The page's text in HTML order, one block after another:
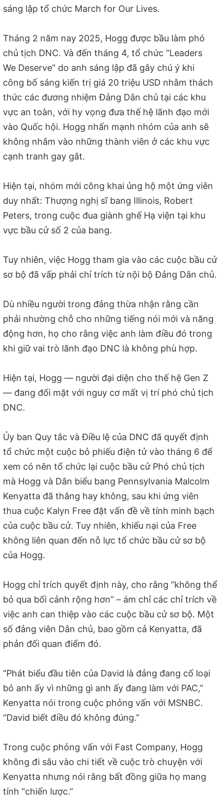
sáng lập tổ chức March for Our Lives.
Tháng 2 năm nay 2025, Hogg được bầu làm phó
chủ tịch DNC. Và đến tháng 4, tổ chức “Leaders
We Deserve” do anh sáng lập đã gây chú ý khi
công bố sáng kiến trị giá 20 triệu USD nhằm thách
thức các đương nhiệm Đảng Dân chủ tại các khu
vực an toàn, với hy vọng đưa thế hệ lãnh đạo mới
vào Quốc hội. Hogg nhấn mạnh nhóm của anh sẽ
không nhắm vào những thành viên ở các khu vực
cạnh tranh gay gắt.
Hiện tại, nhóm mới công khai ủng hộ một ứng viên
duy nhất: Thượng nghị sĩ bang Illinois, Robert
Peters, trong cuộc đua giành ghế Hạ viện tại khu
vực bầu cử số 2 của bang.
Tuy nhiên, việc Hogg tham gia vào các cuộc bầu cử
sơ bộ đã vấp phải chỉ trích từ nội bộ Đảng Dân chủ.
Dù nhiều người trong đảng thừa nhận rằng cần
phải nhường chỗ cho những tiếng nói mới và năng
động hơn, họ cho rằng việc anh làm điều đó trong
khi giữ vai trò lãnh đạo DNC là không phù hợp.
Hiện tại, Hogg — người đại diện cho thế hệ Gen Z
— đang đối mặt với nguy cơ mất vị trí phó chủ tịch
DNC.
Ủy ban Quy tắc và Điều lệ của DNC đã quyết định
tổ chức một cuộc bỏ phiếu điện tử vào tháng 6 để
xem có nên tổ chức lại cuộc bầu cử Phó chủ tịch
mà Hogg và Dân biểu bang Pennsylvania Malcolm
Kenyatta đã thắng hay không, sau khi ứng viên
thua cuộc Kalyn Free đặt vấn đề về tính minh bạch
của cuộc bầu cử. Tuy nhiên, khiếu nại của Free
không liên quan đến nỗ lực tổ chức bầu cử sơ bộ
của Hogg.
Hogg chỉ trích quyết định này, cho rằng “không thể
bỏ qua bối cảnh rộng hơn” – ám chỉ các chỉ trích về
việc anh can thiệp vào các cuộc bầu cử sơ bộ. Một
số đảng viên Dân chủ, bao gồm cả Kenyatta, đã
phản đối quan điểm đó.
“Phát biểu đầu tiên của David là đảng đang cố loại
bỏ anh ấy vì những gì anh ấy đang làm với PAC,”
Kenyatta nói trong cuộc phỏng vấn với MSNBC.
“David biết điều đó không đúng.”
Trong cuộc phỏng vấn với Fast Company, Hogg
không đi sâu vào chi tiết về cuộc trò chuyện với
Kenyatta nhưng nói rằng bất đồng giữa họ mang
tính “chiến lược.”